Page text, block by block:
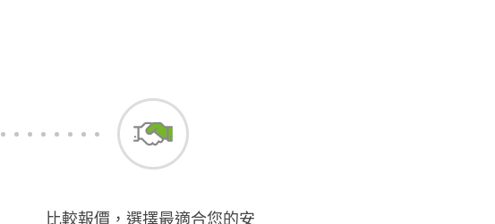
比較報價，選擇最適合您的安